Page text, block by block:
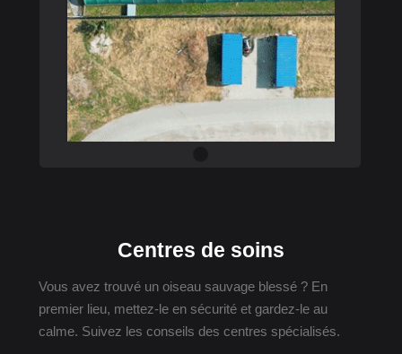
Centres de soins
Vous avez trouvé un oiseau sauvage blessé ? En
premier lieu, mettez-le en sécurité et gardez-le au
calme. Suivez les conseils des centres spécialisés.